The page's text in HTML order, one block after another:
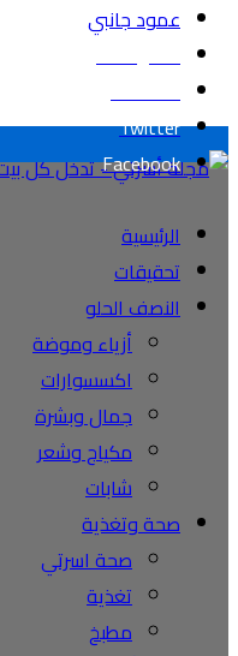
عمود جانبي
Instagram
YouTube
Twitter
Facebook
الرئيسية
تحقيقات
النصف الحلو
أزياء وموضة
اكسسوارات
جمال وبشرة
مكياج وشعر
شابات
صحة وتغذية
صحة اسرتي
تغذية
مطبخ